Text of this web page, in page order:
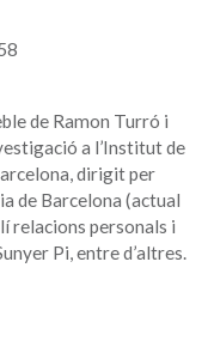
de Ramon Turró i
a l’Institut de
dirigit per
de Barcelona (actual
relacions personals i
Pi, entre d’altres.